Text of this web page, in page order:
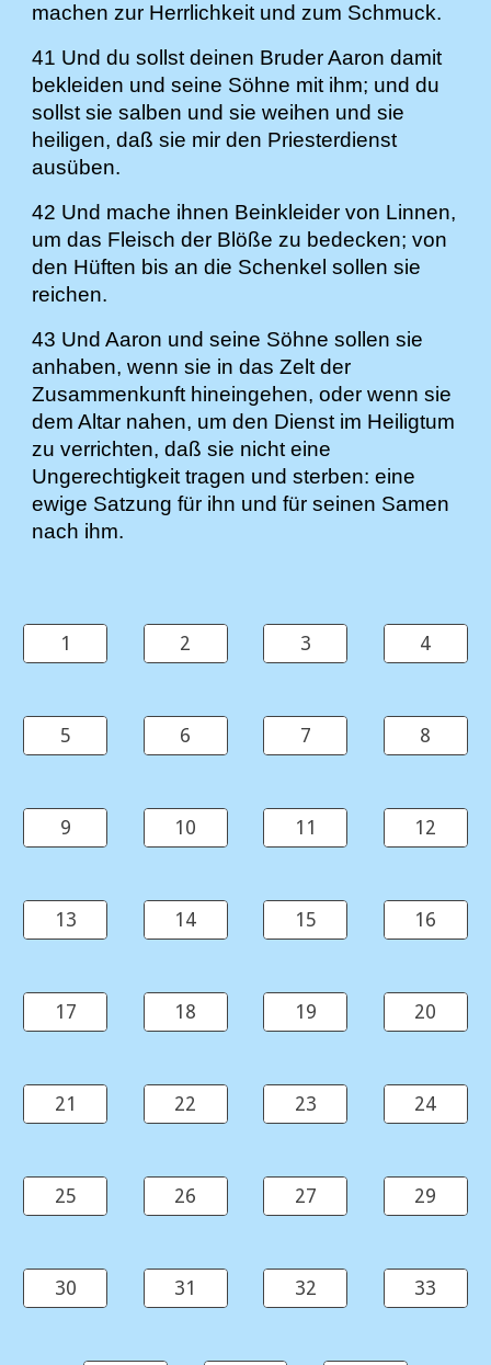
machen zur Herrlichkeit und zum Schmuck.
41 Und du sollst deinen Bruder Aaron damit
bekleiden und seine Söhne mit ihm; und du
sollst sie salben und sie weihen und sie
heiligen, daß sie mir den Priesterdienst
ausüben.
42 Und mache ihnen Beinkleider von Linnen,
um das Fleisch der Blöße zu bedecken; von
den Hüften bis an die Schenkel sollen sie
reichen.
43 Und Aaron und seine Söhne sollen sie
anhaben, wenn sie in das Zelt der
Zusammenkunft hineingehen, oder wenn sie
dem Altar nahen, um den Dienst im Heiligtum
zu verrichten, daß sie nicht eine
Ungerechtigkeit tragen und sterben: eine
ewige Satzung für ihn und für seinen Samen
nach ihm.
1 2 3 4
5 6 7 8
9 10 11 12
13 14 15 16
17 18 19 20
21 22 23 24
25 26 27 29
30 31 32 33